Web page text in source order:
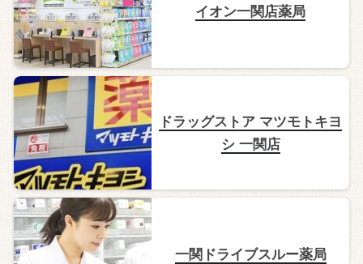
イオン一関店薬局
ドラッグストア マツモトキヨ
シ 一関店
一関ドライブスルー薬局